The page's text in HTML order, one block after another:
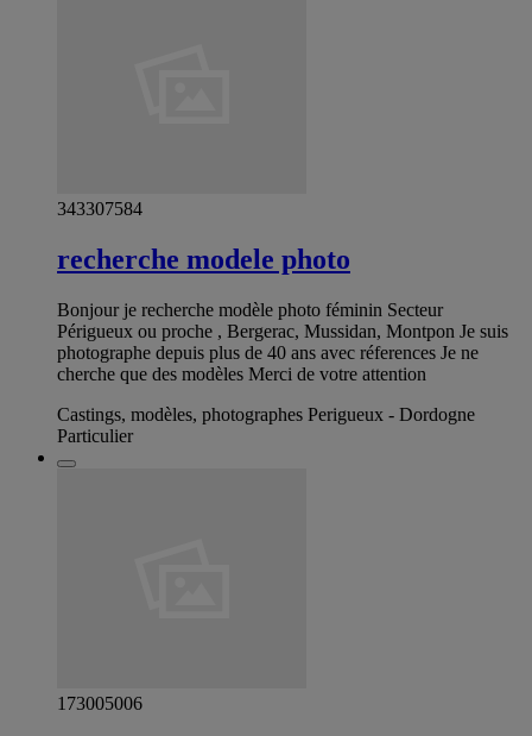
343307584
recherche modele photo
Bonjour je recherche modèle photo féminin Secteur
Périgueux ou proche , Bergerac, Mussidan, Montpon Je suis
photographe depuis plus de 40 ans avec réferences Je ne
cherche que des modèles Merci de votre attention
Castings, modèles, photographes Perigueux - Dordogne
Particulier
173005006